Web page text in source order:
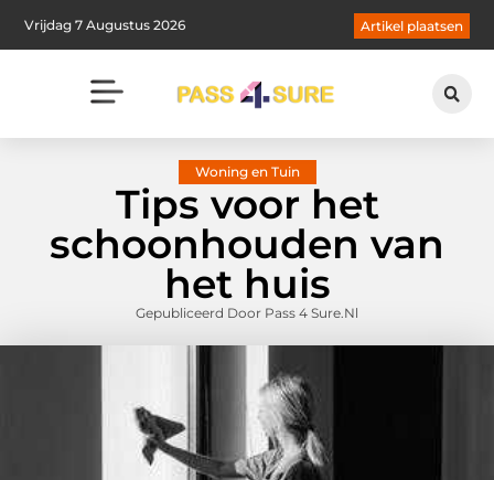
Vrijdag 7 Augustus 2026 Artikel plaatsen
Woning en Tuin
Tips voor het
schoonhouden van
het huis
Gepubliceerd Door Pass 4 Sure.nl